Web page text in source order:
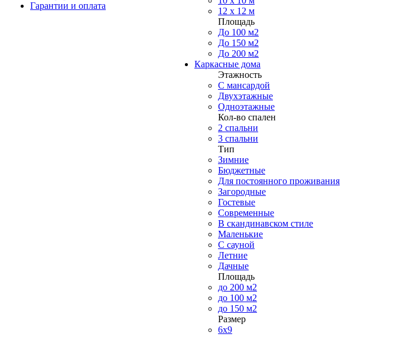
Гарантии и оплата
12 x 12 м
Площадь
До 100 м2
До 150 м2
До 200 м2
Каркасные дома
Этажность
С мансардой
Двухэтажные
Одноэтажные
Кол-во спален
2 спальни
3 спальни
Тип
Зимние
Бюджетные
Для постоянного проживания
Загородные
Гостевые
Современные
В скандинавском стиле
Маленькие
С сауной
Летние
Дачные
Площадь
до 200 м2
до 100 м2
до 150 м2
Размер
6х9